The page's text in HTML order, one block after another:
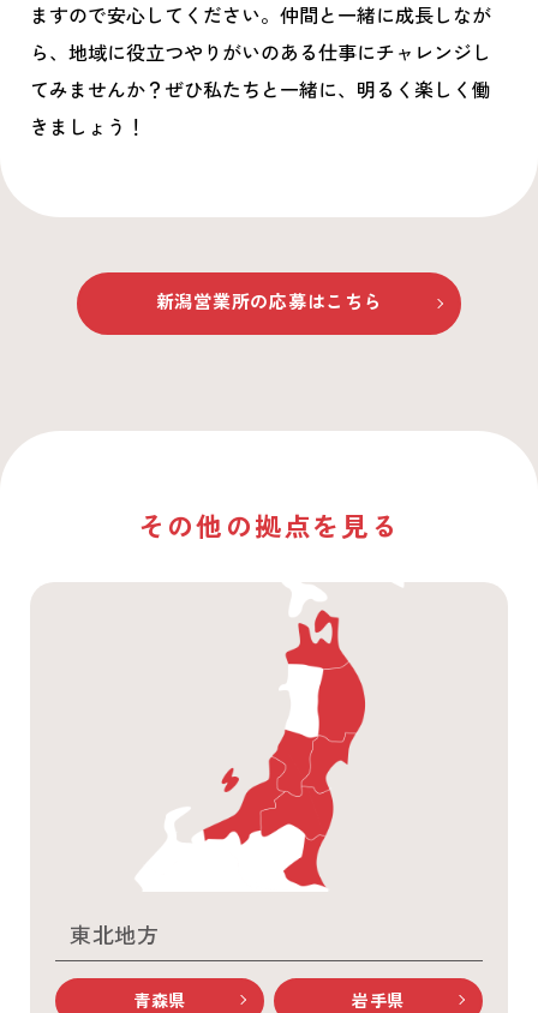
ますので安心してください。仲間と一緒に成長しなが
ら、地域に役立つやりがいのある仕事にチャレンジし
てみませんか？ぜひ私たちと一緒に、明るく楽しく働
きましょう！
新潟営業所の応募はこちら
その他の拠点を見る
東北地方
青森県 岩手県